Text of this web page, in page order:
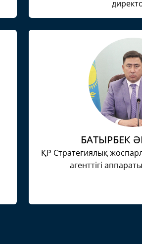
БАТЫРБЕК
ҚР Стратегиялық
агенттігі